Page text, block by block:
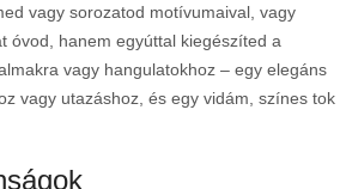
vagy sorozatod motívumaival, vagy
óvod, hanem egyúttal kiegészíted a
vagy hangulatokhoz – egy elegáns
vagy utazáshoz, és egy vidám, színes tok